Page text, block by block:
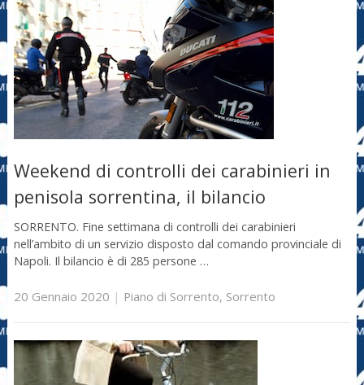
Weekend di controlli dei carabinieri in
penisola sorrentina, il bilancio
SORRENTO. Fine settimana di controlli dei carabinieri
nell’ambito di un servizio disposto dal comando provinciale di
Napoli. Il bilancio è di 285 persone …
20 Gennaio 2020 | Piano di Sorrento, Sorrento